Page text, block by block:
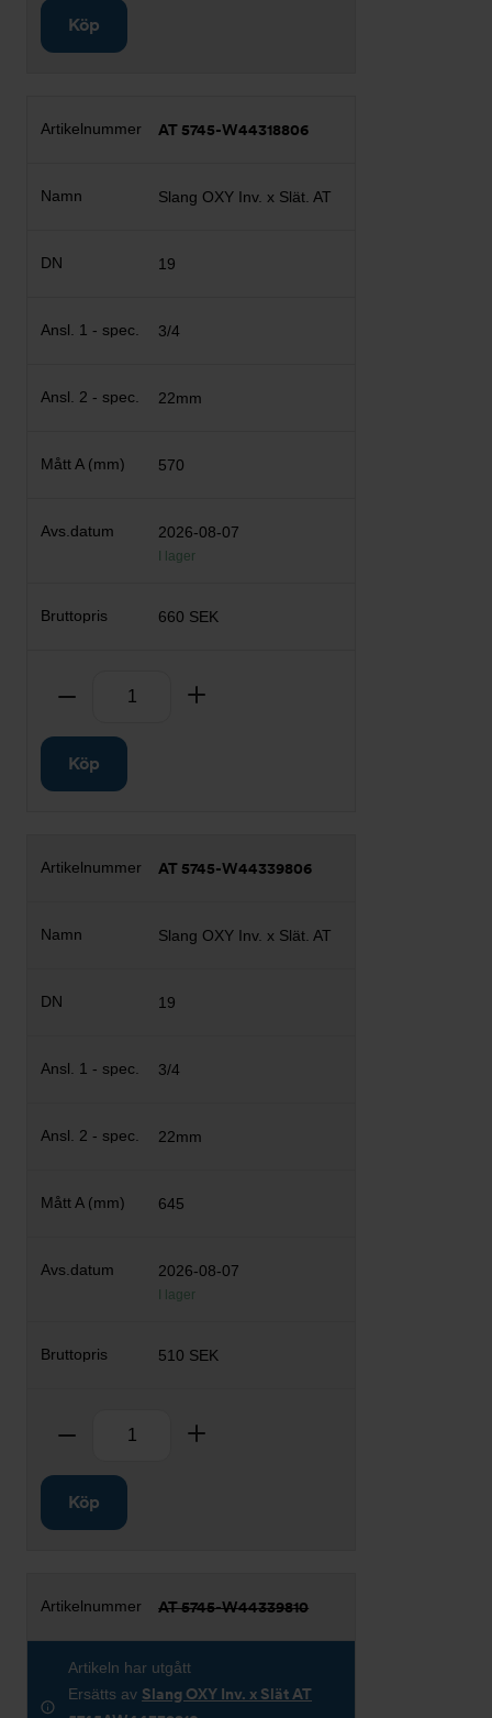
Köp
AT 5745-W44318806
Slang OXY Inv. x Slät. AT
19
3/4
22mm
570
2026-08-07
I lager
660 SEK
Ta bort
Köp
AT 5745-W44339806
Slang OXY Inv. x Slät. AT
19
3/4
22mm
645
2026-08-07
I lager
510 SEK
Ta bort
Köp
AT 5745-W44339810
Artikeln har utgått
Ersätts av Slang OXY Inv. x Slät AT